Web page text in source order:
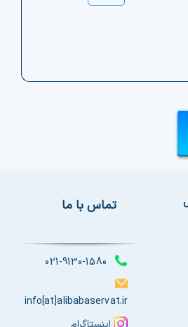
تماس با ما
021-9130-1580
info[at]alibabaservat.ir